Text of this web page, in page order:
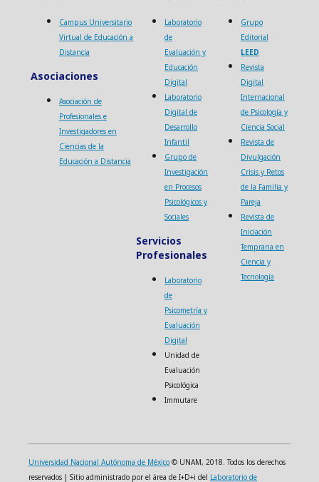
Campus Universitario
Virtual de Educación a
Distancia
Asociaciones
Asociación de
Profesionales e
Investigadores en
Ciencias de la
Educación a Distancia
Laboratorio
de
Evaluación y
Educación
Digital
Laboratorio
Digital de
Desarrollo
Infantil
Grupo de
Investigación
en Procesos
Psicológicos y
Sociales
Servicios
Profesionales
Laboratorio
de
Psicometría y
Evaluación
Digital
Unidad de
Evaluación
Psicológica
Immutare
Grupo
Editorial
LEED
Revista
Digital
Internacional
de Psicología y
Ciencia Social
Revista de
Divulgación
Crisis y Retos
de la Familia y
Pareja
Revista de
Iniciación
Temprana en
Ciencia y
Tecnología
Universidad Nacional Autónoma de México © UNAM, 2018. Todos los derechos
reservados | Sitio administrado por el área de I+D+i del Laboratorio de